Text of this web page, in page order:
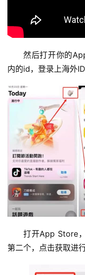
然后打开你的
内的id，登录上海外ID
打开App Store
第二个，点击获取进行